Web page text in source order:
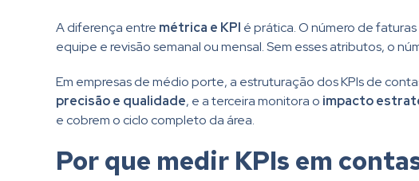
A diferença entre métrica e KPI é prática. O número de
equipe e revisão semanal ou mensal. Sem esses atributos, o
Em empresas de médio porte, a estruturação dos KPIs de
precisão e qualidade, e a terceira monitora o impacto
e cobrem o ciclo completo da área.
Por que medir KPIs em